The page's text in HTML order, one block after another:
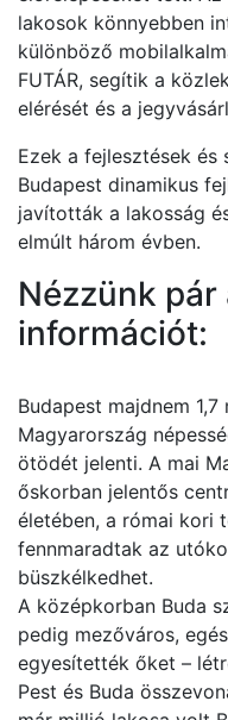
lakosok könnyebben
különböző
FUTÁR, segítik a
elérését és a
Ezek a fejlesztések
Budapest dinamikus
javították a lakosság
elmúlt három évben.
Nézzünk pár
információt:
Budapest majdnem
Magyarország
ötödét jelenti. A mai
őskorban jelentős
életében, a római kori
fennmaradtak az
büszkélkedhet.
A középkorban Buda
pedig mezőváros,
egyesítették őket –
Pest és Buda